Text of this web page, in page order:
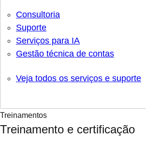
Consultoria
Suporte
Serviços para IA
Gestão técnica de contas
Veja todos os serviços e suporte
Treinamentos
Treinamento e certificação